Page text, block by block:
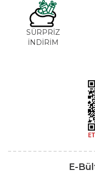
SÜRPRİZ
İNDİRİM
E-